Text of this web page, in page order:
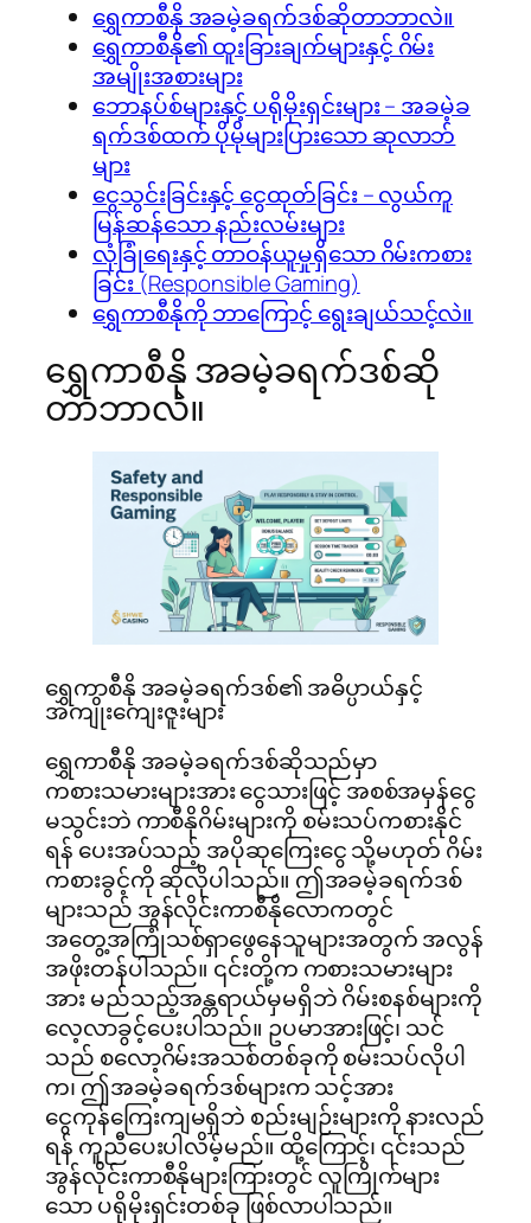
ရွှေကာစီနို အခမဲ့ခရက်ဒစ်ဆိုတာဘာလဲ။
ရွှေကာစီနို၏ ထူးခြားချက်များနှင့် ဂိမ်း
အမျိုးအစားများ
ဘောနပ်စ်များနှင့် ပရိုမိုးရှင်းများ – အခမဲ့ခ
ရက်ဒစ်ထက် ပိုမိုများပြားသော ဆုလာဘ်
များ
ငွေသွင်းခြင်းနှင့် ငွေထုတ်ခြင်း – လွယ်ကူ
မြန်ဆန်သော နည်းလမ်းများ
လုံခြုံရေးနှင့် တာဝန်ယူမှုရှိသော ဂိမ်းကစား
ခြင်း (Responsible Gaming)
ရွှေကာစီနိုကို ဘာကြောင့် ရွေးချယ်သင့်လဲ။
ရွှေကာစီနို အခမဲ့ခရက်ဒစ်ဆို
တာဘာလဲ။
ရွှေကာစီနို အခမဲ့ခရက်ဒစ်၏ အဓိပ္ပာယ်နှင့်
အကျိုးကျေးဇူးများ
ရွှေကာစီနို အခမဲ့ခရက်ဒစ်ဆိုသည်မှာ
ကစားသမားများအား ငွေသားဖြင့် အစစ်အမှန်ငွေ
မသွင်းဘဲ ကာစီနိုဂိမ်းများကို စမ်းသပ်ကစားနိုင်
ရန် ပေးအပ်သည့် အပိုဆုကြေးငွေ သို့မဟုတ် ဂိမ်း
ကစားခွင့်ကို ဆိုလိုပါသည်။ ဤအခမဲ့ခရက်ဒစ်
များသည် အွန်လိုင်းကာစီနိုလောကတွင်
အတွေ့အကြုံသစ်ရှာဖွေနေသူများအတွက် အလွန်
အဖိုးတန်ပါသည်။ ၎င်းတို့က ကစားသမားများ
အား မည်သည့်အန္တရာယ်မှမရှိဘဲ ဂိမ်းစနစ်များကို
လေ့လာခွင့်ပေးပါသည်။ ဥပမာအားဖြင့်၊ သင်
သည် စလော့ဂိမ်းအသစ်တစ်ခုကို စမ်းသပ်လိုပါ
က၊ ဤအခမဲ့ခရက်ဒစ်များက သင့်အား
ငွေကုန်ကြေးကျမရှိဘဲ စည်းမျဉ်းများကို နားလည်
ရန် ကူညီပေးပါလိမ့်မည်။ ထို့ကြောင့်၊ ၎င်းသည်
အွန်လိုင်းကာစီနိုများကြားတွင် လူကြိုက်များ
သော ပရိုမိုးရှင်းတစ်ခု ဖြစ်လာပါသည်။